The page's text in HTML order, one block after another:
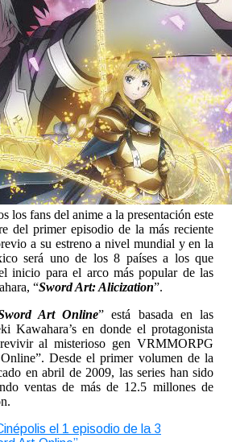
los fans del anime a la presentación este
del primer episodio de la más reciente
a su estreno a nivel mundial y en la
será uno de los 8 países a los que
inicio para el arco más popular de las
“Sword Art: Alicization”.
Art Online” está basada en las
Kawahara’s en donde el protagonista
al misterioso gen VRMMORPG
Desde el primer volumen de la
en abril de 2009, las series han sido
ventas de más de 12.5 millones de
el 1 episodio de la 3